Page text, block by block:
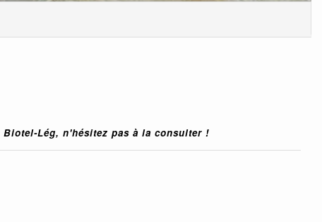
Biotel-Lég, n'hésitez pas à la consulter !